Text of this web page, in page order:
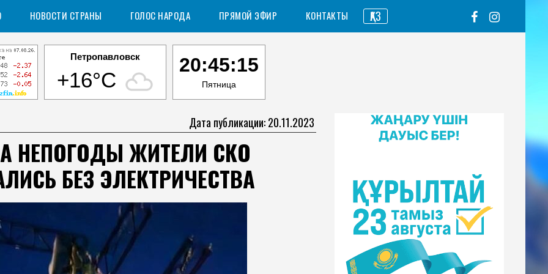
НОВОСТИ СТРАНЫ ГОЛОС НАРОДА ПРЯМОЙ ЭФИР КОНТАКТЫ ҚАЗ
Петропавловск
+16°C
20:45:16
Пятница
Дата публикации: 20.11.2023
НЕПОГОДЫ ЖИТЕЛИ СКО
БЕЗ ЭЛЕКТРИЧЕСТВА